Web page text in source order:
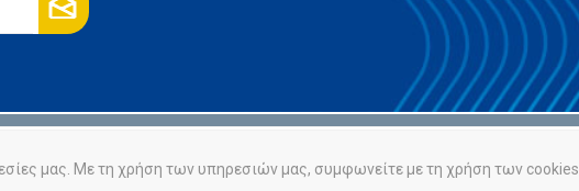
Powered bynopCommerce
μας. Με τη χρήση των υπηρεσιών μας, συμφωνείτε με τη χρήση των cookies.